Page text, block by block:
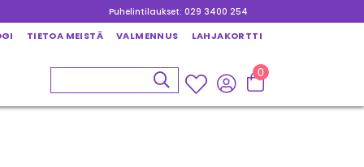
Puhelintilaukset: 029 3400 254
TIETOA MEISTÄ VALMENNUS LAHJAKORTTI
0